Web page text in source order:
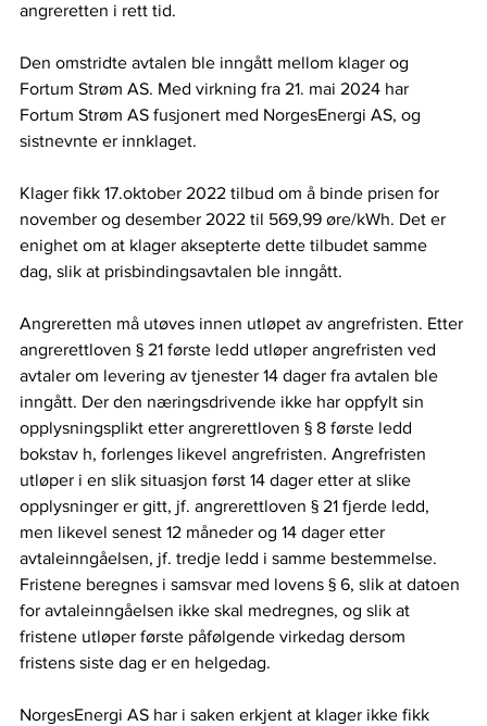
angreretten i rett tid.
Den omstridte avtalen ble inngått mellom klager og
Fortum Strøm AS. Med virkning fra 21. mai 2024 har
Fortum Strøm AS fusjonert med NorgesEnergi AS, og
sistnevnte er innklaget.
Klager fikk 17.oktober 2022 tilbud om å binde prisen for
november og desember 2022 til 569,99 øre/kWh. Det er
enighet om at klager aksepterte dette tilbudet samme
dag, slik at prisbindingsavtalen ble inngått.
Angreretten må utøves innen utløpet av angrefristen. Etter
angrerettloven § 21 første ledd utløper angrefristen ved
avtaler om levering av tjenester 14 dager fra avtalen ble
inngått. Der den næringsdrivende ikke har oppfylt sin
opplysningsplikt etter angrerettloven § 8 første ledd
bokstav h, forlenges likevel angrefristen. Angrefristen
utløper i en slik situasjon først 14 dager etter at slike
opplysninger er gitt, jf. angrerettloven § 21 fjerde ledd,
men likevel senest 12 måneder og 14 dager etter
avtaleinngåelsen, jf. tredje ledd i samme bestemmelse.
Fristene beregnes i samsvar med lovens § 6, slik at datoen
for avtaleinngåelsen ikke skal medregnes, og slik at
fristene utløper første påfølgende virkedag dersom
fristens siste dag er en helgedag.
NorgesEnergi AS har i saken erkjent at klager ikke fikk